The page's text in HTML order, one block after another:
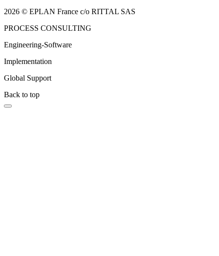
2026 © EPLAN France c/o RITTAL SAS
PROCESS CONSULTING
Engineering-Software
Implementation
Global Support
Back to top